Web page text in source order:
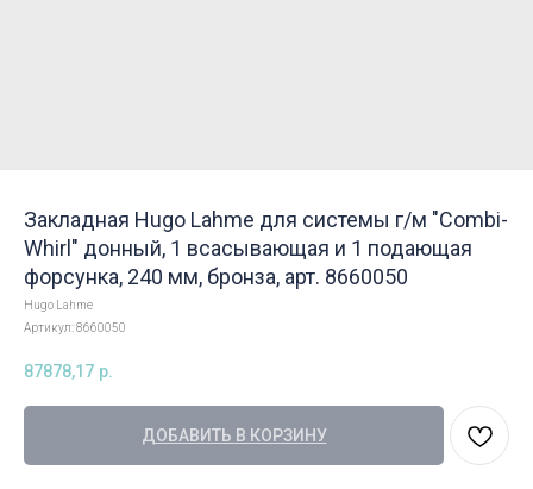
Закладная Hugo Lahme для системы г/м "Combi-
Whirl" донный, 1 всасывающая и 1 подающая
форсунка, 240 мм, бронза, арт. 8660050
Hugo Lahme
Артикул:8660050
87878,17 р.
ДОБАВИТЬ В КОРЗИНУ